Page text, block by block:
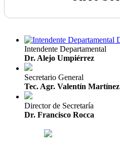
Intendente Departamental
Dr. Alejo Umpiérrez
Secretario General
Tec. Agr. Valentín Martínez
Director de Secretaría
Dr. Francisco Rocca